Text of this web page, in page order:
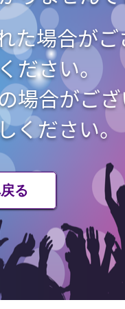
場合がご
ださい。
場合がご
ください。
る